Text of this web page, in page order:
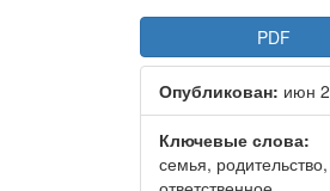
Статья
боковой
панели
PDF
Опубликован: июн
Ключевые слова:
семья, родительство,